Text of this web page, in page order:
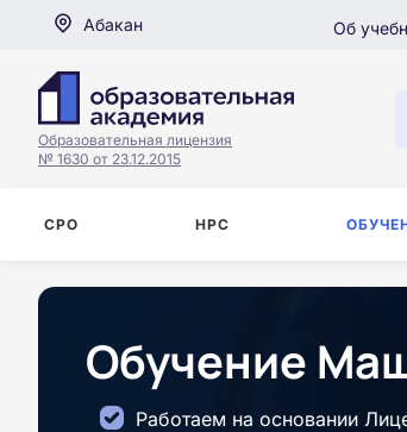
Абакан Об
Образовательная лицензия
№ 1630 от 23.12.2015
СРО НРС
Обучение
Работаем на основании